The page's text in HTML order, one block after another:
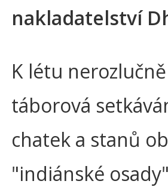
nakladatelství
K létu
táborová
chatek a stanů
"indiánské